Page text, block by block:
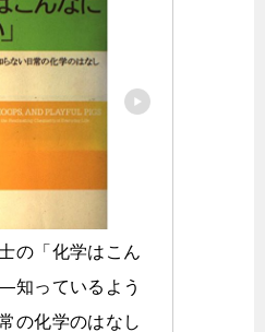
の「化学はこん
知っているよう
の化学のはなし